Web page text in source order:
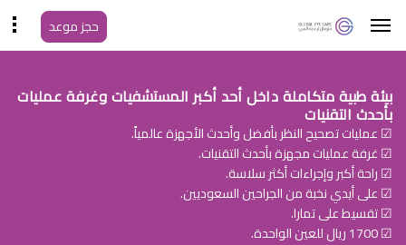
حجز موعد
بيئة طبية متكاملة داخل أحد أكبر المستشفيات وغرفة عمليات
بأحدث التقنيات
☑ عمليات تصحيح النظر بأفضل وأحدث الأجهزة عالمياً.
☑ غرفة عمليات مجهزة بأحدث التقنيات.
☑ راحة أكبر وإجراءات أكثر سلاسة.
☑ على أيدي نخبة من الجراحين السعوديين.
☑ تقسيط على تمارا.
☑ 1700 ريال للعين الواحدة.